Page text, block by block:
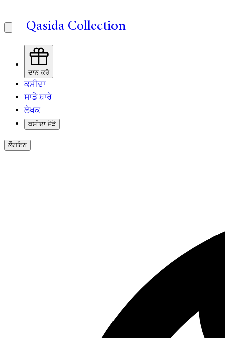
Qasida Collection
ਦਾਨ ਕਰੋ
ਕਸੀਦਾ
ਸਾਡੇ ਬਾਰੇ
ਲੇਖਕ
ਕਸੀਦਾ ਜੋੜੋ
ਲੌਗਇਨ